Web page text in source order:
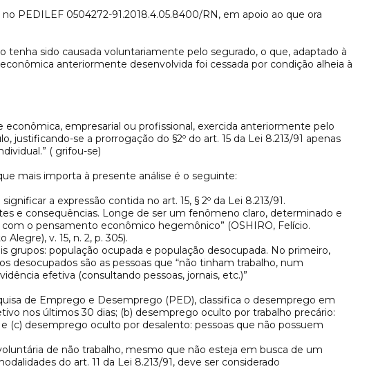
PEDILEF 0504272-91.2018.4.05.8400/RN, em apoio ao que ora
sido causada voluntariamente pelo segurado, o que, adaptado à
anteriormente desenvolvida foi cessada por condição alheia à
empresarial ou profissional, exercida anteriormente pelo
se a prorrogação do §2º do art. 15 da Lei 8.213/91 apenas
( grifou-se)
mais importa à presente análise é o seguinte:
a expressão contida no art. 15, § 2º da Lei 8.213/91.
e consequências. Longe de ser um fenômeno claro, determinado e
o pensamento econômico hegemônico” (OSHIRO, Felício.
v. 15, n. 2, p. 305).
população ocupada e população desocupada. No primeiro,
desocupados são as pessoas que “não tinham trabalho, num
efetiva (consultando pessoas, jornais, etc.)”
de Emprego e Desemprego (PED), classifica o desemprego em
nos últimos 30 dias; (b) desemprego oculto por trabalho precário:
(c) desemprego oculto por desalento: pessoas que não possuem
de não trabalho, mesmo que não esteja em busca de um
do art. 11 da Lei 8.213/91, deve ser considerado